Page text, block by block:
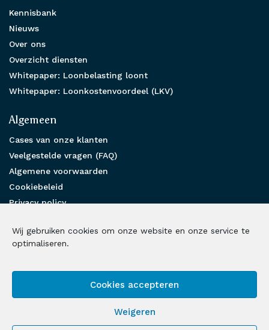
Wij gebruiken cookies om onze website en onze service te
optimaliseren.
Cookies accepteren
Weigeren
Kennisbank
Nieuws
Over ons
Overzicht diensten
Whitepaper: Loonbelasting loont
Whitepaper: Loonkostenvoordeel (LKV)
Algemeen
Cases van onze klanten
Veelgestelde vragen (FAQ)
Algemene voorwaarden
Cookiebeleid
Privacy policy
Benieuwd hoe wij u kunnen helpen?
Volg ons op social media